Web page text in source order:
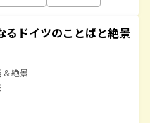
るドイツのことばと絶景
＆絶景